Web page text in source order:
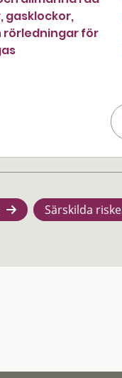
gasklockor,
rörledningar för
Särskilda